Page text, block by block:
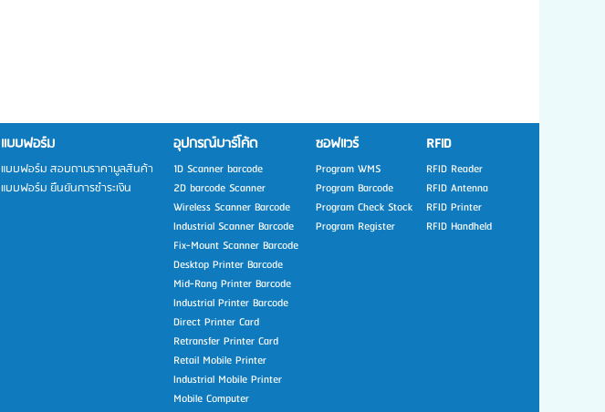
แบบฟอร์ม
แบบฟอร์ม สอบถามราคามูลสินค้า
แบบฟอร์ม ยืนยันการชำระเงิน
อุปกรณ์บาร์โค้ด
1D Scanner barcode
2D barcode Scanner
Wireless Scanner Barcode
Industrial Scanner Barcode
Fix-Mount Scanner Barcode
Desktop Printer Barcode
Mid-Rang Printer Barcode
Industrial Printer Barcode
Direct Printer Card
Retransfer Printer Card
Retail Mobile Printer
Industrial Mobile Printer
Mobile Computer
ซอฟแวร์
Program WMS
Program Barcode
Program Check Stock
Program Register
RFID
RFID Reader
RFID Antenna
RFID Printer
RFID Handheld